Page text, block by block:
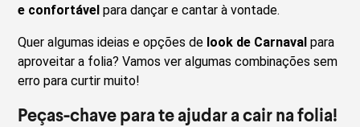
e confortávelpara dançar e cantar à vontade.
Quer algumas ideias e opções de look de Carnaval para
aproveitar a folia? Vamos ver algumas combinações sem
erro para curtir muito!
Peças-chave para te ajudar a cair na folia!